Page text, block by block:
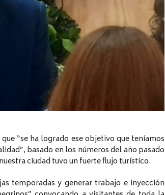
“se ha logrado ese objetivo que teníamos
basado en los números del año pasado
ciudad tuvo un fuerte flujo turístico.
temporadas y generar trabajo e inyección